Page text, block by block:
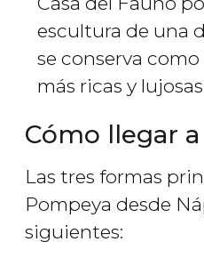
escultura de una
se conserva como
más ricas y
Cómo llegar
Las tres formas
Pompeya desde
siguientes: